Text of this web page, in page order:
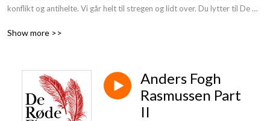
konflikt og antihelte. Vi går helt til stregen og lidt over. Du lytter til De
din podcast:https: //deroedefjer.10er.app/
Show more >>
Anders Fogh
Rasmussen Part
II